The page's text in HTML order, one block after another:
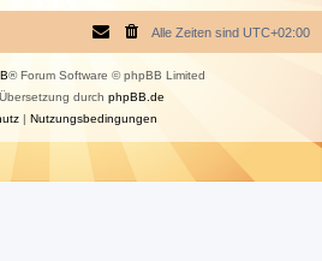
Alle Zeiten sind UTC+02:00
® Forum Software © phpBB Limited
durch phpBB.de
| Nutzungsbedingungen